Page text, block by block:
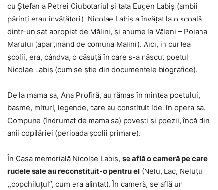
cu Ştefan a Petrei Ciubotariul şi tata Eugen Labiș (ambii
părinţi erau învăţători). Nicolae Labiș a învăţat la o şcoală
dintr-un sat apropiat de Mălini, şi anume la Văleni – Poiana
Mărului (aparţinând de comuna Mălini). Aici, în curtea
şcolii, era, cândva, o căsuţă în care s-a născut poetul
Nicolae Labiș (cum se ştie din documentele biografice).
De la mama sa, Ana Profiră, au rămas în mintea poetului,
basme, mituri, legende, care au constituit idei în opera sa.
Compune (îndrumat de mama sa) poveşti şi poezii, încă din
anii copilăriei (perioada şcolii primare).
În Casa memorială Nicolae Labiș, se află o cameră pe care
rudele sale au reconstituit-o pentru el (Nelu, Lac, Neluțu
,,copchiluțul”, cum era alintat). În cameră, se află un